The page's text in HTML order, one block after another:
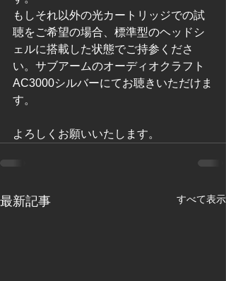
もしそれ以外の光カートリッジでの試
聴をご希望の場合、標準型のヘッドシ
ェルに搭載した状態でご持参くださ
い。サブアームのオーディオクラフト
AC3000シルバーにてお聴きいただけま
す。
よろしくお願いいたします。
最新記事 すべて表示